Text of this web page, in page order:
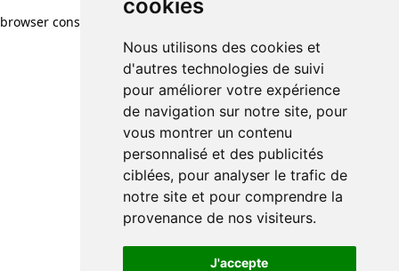
cookies
Nous utilisons des cookies et
d'autres technologies de suivi
pour améliorer votre expérience
de navigation sur notre site, pour
vous montrer un contenu
personnalisé et des publicités
ciblées, pour analyser le trafic de
notre site et pour comprendre la
provenance de nos visiteurs.
J'accepte
browser console for more information)